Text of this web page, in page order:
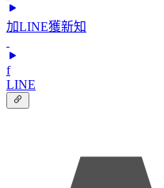
加LINE獲新知
f
LINE